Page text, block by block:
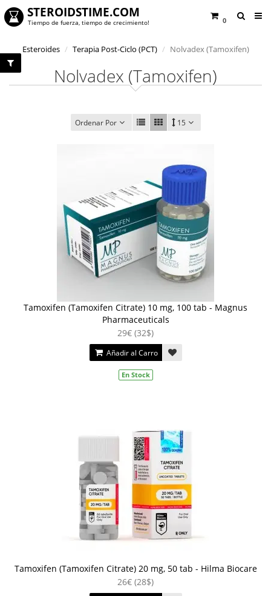
0
STEROIDSTIME.COM
Tiempo de fuerza, tiempo de crecimiento!
Esteroides Terapia Post-Ciclo (PCT) Nolvadex (Tamoxifen)
Nolvadex (Tamoxifen)
Ordenar Por 15
Tamoxifen (Tamoxifen Citrate) 10 mg, 100 tab - Magnus
Pharmaceuticals
29€ (32$)
Añadir al Carro
En Stock
Tamoxifen (Tamoxifen Citrate) 20 mg, 50 tab - Hilma Biocare
26€ (28$)